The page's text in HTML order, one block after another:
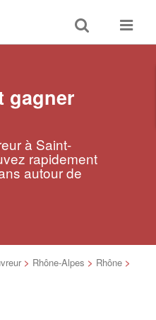
Toggle
search
Toggle
gagner
à Saint-
rapidement
autour de
> Rhône-Alpes > Rhône >